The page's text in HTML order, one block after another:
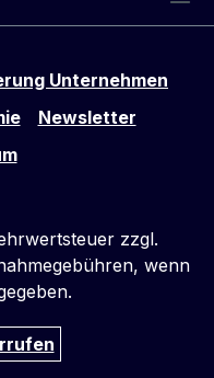
Unternehmen
Newsletter
zzgl.
wenn